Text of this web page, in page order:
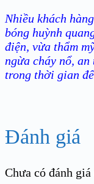
Nhiều khách
bóng huỳnh
điện, vừa thẩm
ngừa cháy nổ,
trong thời gian
Đánh giá
Chưa có đánh giá